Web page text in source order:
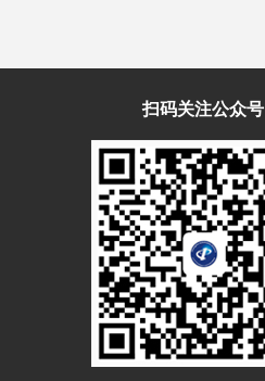
扫码关注公众号